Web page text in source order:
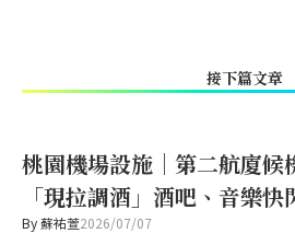
接下篇文章
桃園機場設施｜第二航廈候
「現拉調酒」酒吧、音樂
By蘇祐萱2026/07/07